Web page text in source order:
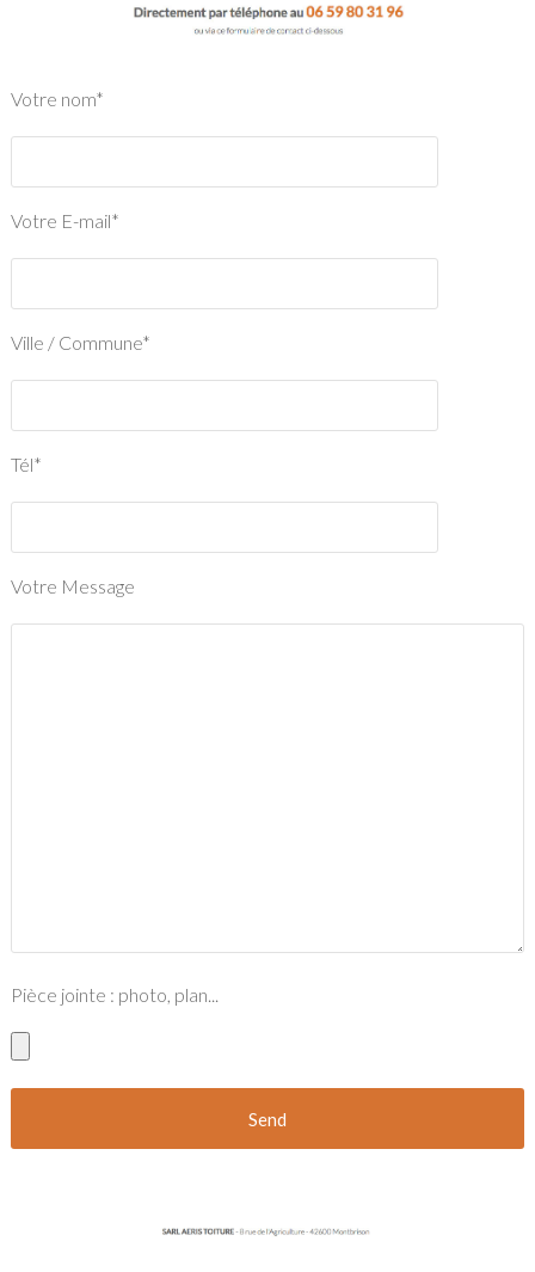
Votre nom*
Votre E-mail*
Ville / Commune*
Tél*
Votre Message
Pièce jointe : photo, plan...